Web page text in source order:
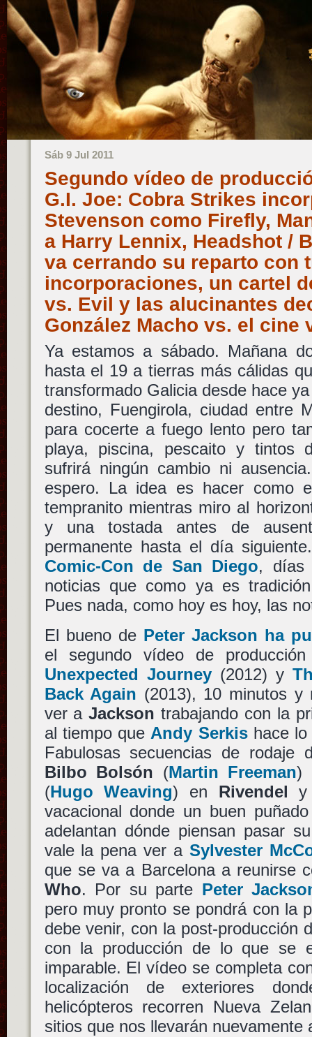
Sáb 9 Jul 2011
Segundo vídeo de
G.I. Joe: Cobra Strikes
Stevenson como Firefly,
a Harry Lennix, Headshot /
va cerrando su reparto con
incorporaciones, un cartel
vs. Evil y las alucinantes
González Macho vs. el cine
Ya estamos a sábado. Mañana
hasta el 19 a tierras más cálidas
transformado Galicia desde hace
destino, Fuengirola, ciudad entre
para cocerte a fuego lento pero
playa, piscina, pescaito y tintos
sufrirá ningún cambio ni
espero. La idea es hacer como
tempranito mientras miro al
y una tostada antes de
permanente hasta el día
Comic-Con de San Diego, días
noticias que como ya es
Pues nada, como hoy es hoy, las
El bueno de Peter Jackson ha
el segundo vídeo de
Unexpected Journey(2012) y
Back Again (2013), 10 minutos y
ver aJackson trabajando con la
al tiempo que Andy Serkishace lo
Fabulosas secuencias de rodaje
Bilbo Bolsón (Martin Freeman)
(Hugo Weaving) en Rivendel y
vacacional donde un buen
adelantan dónde piensan pasar
vale la pena ver a Sylvester
que se va a Barcelona a reunirse
Who. Por su parte Peter
pero muy pronto se pondrá con la
debe venir, con la post-producción
con la producción de lo que se
imparable. El vídeo se completa
localización de exteriores
helicópteros recorren Nueva
sitios que nos llevarán nuevamente